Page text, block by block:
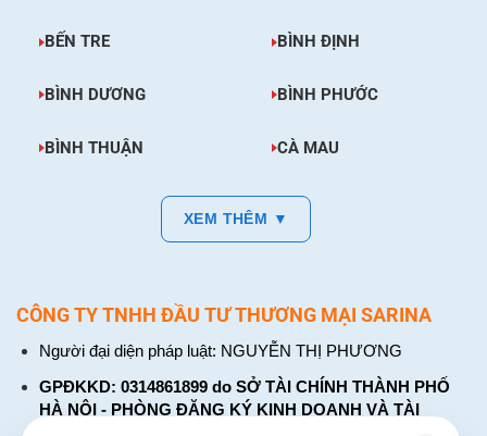
BẾN TRE BÌNH ĐỊNH
BÌNH DƯƠNG BÌNH PHƯỚC
BÌNH THUẬN CÀ MAU
XEM THÊM ▼
CÔNG TY TNHH ĐẦU TƯ THƯƠNG MẠI SARINA
Người đại diện pháp luật: NGUYỄN THỊ PHƯƠNG
GPĐKKD: 0314861899 do SỞ TÀI CHÍNH THÀNH PHỐ
HÀ NỘI - PHÒNG ĐĂNG KÝ KINH DOANH VÀ TÀI